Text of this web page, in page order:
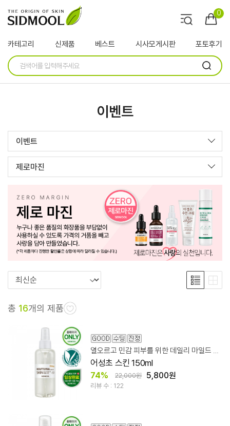
0
카테고리 신제품 베스트 시사모게시판 포토후기
이벤트
이벤트
제로마진
총 16개의 제품
열오르고 민감 피부를 위한 데일리 마일드 어성초 스킨
어성초 스킨 150ml
74% 22,000원 5,800원
리뷰 수 : 122